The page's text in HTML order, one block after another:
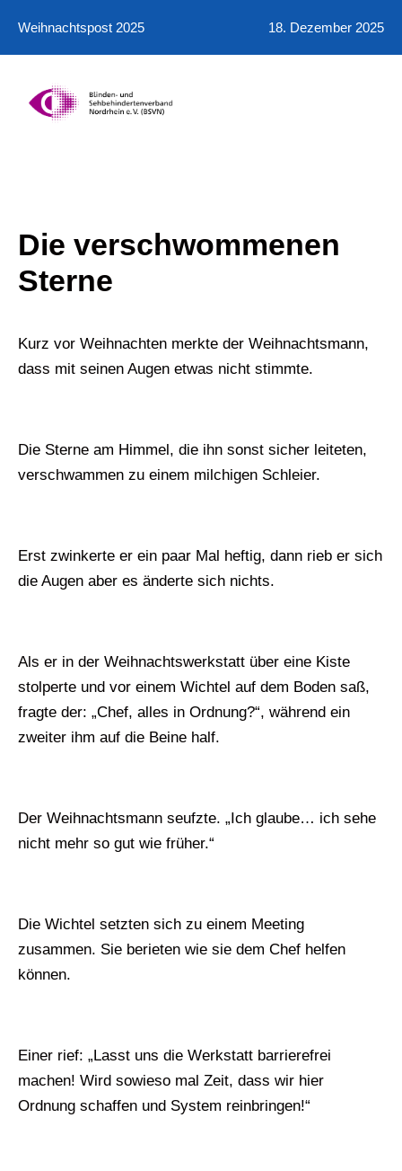
Weihnachtspost 2025 18. Dezember 2025
Die verschwommenen
Sterne
Kurz vor Weihnachten merkte der Weihnachtsmann,
dass mit seinen Augen etwas nicht stimmte.
Die Sterne am Himmel, die ihn sonst sicher leiteten,
verschwammen zu einem milchigen Schleier.
Erst zwinkerte er ein paar Mal heftig, dann rieb er sich
die Augen aber es änderte sich nichts.
Als er in der Weihnachtswerkstatt über eine Kiste
stolperte und vor einem Wichtel auf dem Boden saß,
fragte der: „Chef, alles in Ordnung?“, während ein
zweiter ihm auf die Beine half.
Der Weihnachtsmann seufzte. „Ich glaube… ich sehe
nicht mehr so gut wie früher.“
Die Wichtel setzten sich zu einem Meeting
zusammen. Sie berieten wie sie dem Chef helfen
können.
Einer rief: „Lasst uns die Werkstatt barrierefrei
machen! Wird sowieso mal Zeit, dass wir hier
Ordnung schaffen und System reinbringen!“